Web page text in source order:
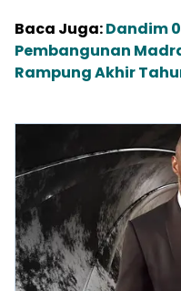
Baca Juga:Dandim
Pembangunan
Rampung Akhir